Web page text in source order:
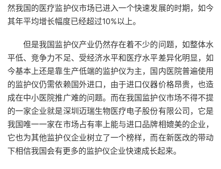
然我国的医疗监护仪市场已进入一个快速发展的时期，如今
其年平均增长幅度已经超过10%以上。
但是我国监护仪产业仍然存在着不少的问题，如整体水
平低、竞争力不足、受经济水平和医疗水平差异化明显，如
今基本上还是靠生产低端的监护仪为主，国内医院普遍使用
的监护仪仍需依赖国外进口，由于进口仪器价格昂贵，也造
成在中小医院推广难的问题。而在我国监护仪市场不得不提
的一家企业就是深圳迈瑞生物医疗电子股份有限公司，它是
我国唯一一家在市场占有率上能与进口品牌相媲美的企业，
它也为其他监护仪企业树立了一个榜样，而在新医改的带动
下相信我国会有更多的监护仪企业快速成长起来。